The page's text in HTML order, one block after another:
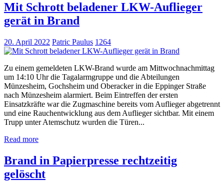
Mit Schrott beladener LKW-Auflieger
gerät in Brand
20. April 2022 Patric Paulus 1264
Zu einem gemeldeten LKW-Brand wurde am Mittwochnachmittag
um 14:10 Uhr die Tagalarmgruppe und die Abteilungen
Münzesheim, Gochsheim und Oberacker in die Eppinger Straße
nach Münzesheim alarmiert. Beim Eintreffen der ersten
Einsatzkräfte war die Zugmaschine bereits vom Auflieger abgetrennt
und eine Rauchentwicklung aus dem Auflieger sichtbar. Mit einem
Trupp unter Atemschutz wurden die Türen...
Read more
Brand in Papierpresse rechtzeitig
gelöscht